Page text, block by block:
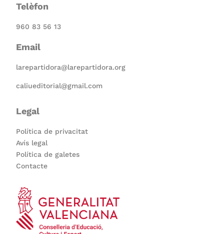
Telèfon
960 83 56 13
Email
larepartidora@larepartidora.org
caliueditorial@gmail.com
Legal
Política de privacitat
Avís legal
Política de galetes
Contacte